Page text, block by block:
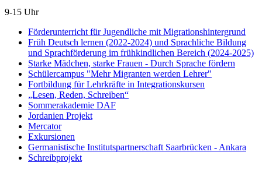
9-15 Uhr
Förderunterricht für Jugendliche mit Migrationshintergrund
Früh Deutsch lernen (2022-2024) und Sprachliche Bildung
und Sprachförderung im frühkindlichen Bereich (2024-2025)
Starke Mädchen, starke Frauen - Durch Sprache fördern
Schülercampus "Mehr Migranten werden Lehrer"
Fortbildung für Lehrkräfte in Integrationskursen
„Lesen, Reden, Schreiben“
Sommerakademie DAF
Jordanien Projekt
Mercator
Exkursionen
Germanistische Institutspartnerschaft Saarbrücken - Ankara
Schreibprojekt